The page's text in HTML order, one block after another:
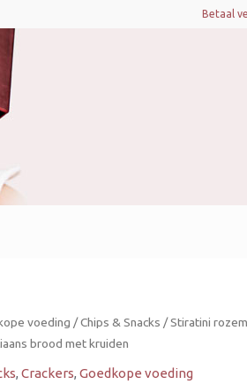
Betaal
voeding /Chips & Snacks / Stiratini
brood met kruiden
, Crackers, Goedkope voeding